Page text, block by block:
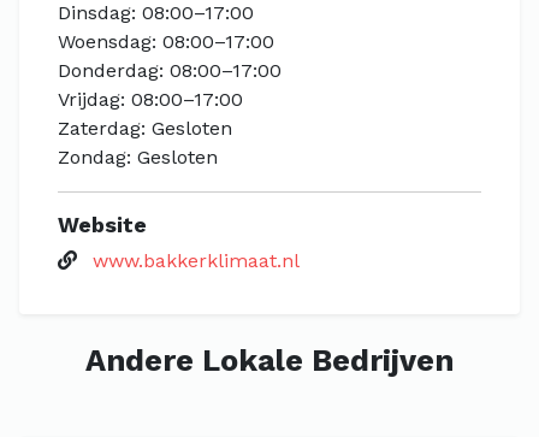
Dinsdag: 08:00–17:00
Woensdag: 08:00–17:00
Donderdag: 08:00–17:00
Vrijdag: 08:00–17:00
Zaterdag: Gesloten
Zondag: Gesloten
Website
www.bakkerklimaat.nl
Andere Lokale Bedrijven